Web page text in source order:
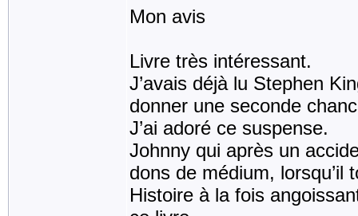
Mon avis
Livre très intéressant.
J’avais déjà lu Stephen
donner une seconde
J’ai adoré ce suspense.
Johnny qui après un
dons de médium, lorsqu’il
Histoire à la fois